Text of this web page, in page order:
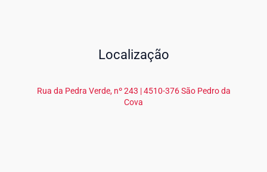
Localização
Rua da Pedra Verde, nº 243 | 4510-376 São Pedro da
Cova